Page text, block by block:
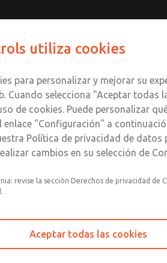
la serie de válvulas
utiliza cookies
para personalizar y mejorar su
Cuando selecciona "Aceptar todas
de cookies. Puede personalizar
enlace "Configuración" a
Política de privacidad de datos
cambios en su selección de
revise la sección Derechos de privacidad de
Aceptar todas las cookies